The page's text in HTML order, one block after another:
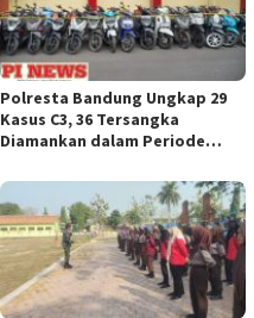
Polresta Bandung Ungkap 29
Kasus C3, 36 Tersangka
Diamankan dalam Periode